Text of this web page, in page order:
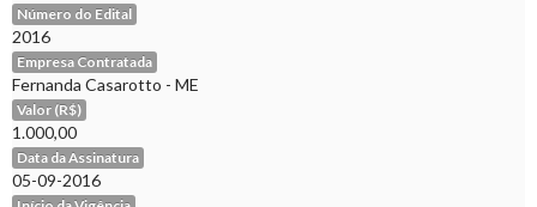
Número do Edital
2016
Empresa Contratada
Fernanda Casarotto - ME
Valor (R$)
1.000,00
Data da Assinatura
05-09-2016